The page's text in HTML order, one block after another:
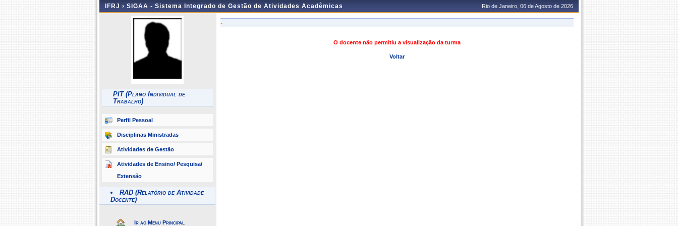
IFRJ › SIGAA - Sistema Integrado de Gestão de Atividades Acadêmicas Rio de Janeiro, 06 de Agosto de 2026
PIT (Plano Individual de
Trabalho)
Perfil Pessoal
Disciplinas Ministradas
Atividades de Gestão
Atividades de Ensino/ Pesquisa/
Extensão
RAD (Relatório de Atividade
Docente)
Ir ao Menu Principal
-
O docente não permitiu a visualização da turma
Voltar